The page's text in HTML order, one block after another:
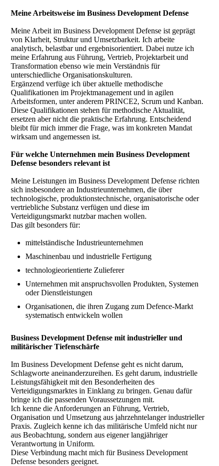
Meine Arbeitsweise im Business Development Defense
Meine Arbeit im Business Development Defense ist geprägt
von Klarheit, Struktur und Umsetzbarkeit. Ich arbeite
analytisch, belastbar und ergebnisorientiert. Dabei nutze ich
meine Erfahrung aus Führung, Vertrieb, Projektarbeit und
Transformation ebenso wie mein Verständnis für
unterschiedliche Organisationskulturen.
Ergänzend verfüge ich über aktuelle methodische
Qualifikationen im Projektmanagement und in agilen
Arbeitsformen, unter anderem PRINCE2, Scrum und Kanban.
Diese Qualifikationen stehen für methodische Aktualität,
ersetzen aber nicht die praktische Erfahrung. Entscheidend
bleibt für mich immer die Frage, was im konkreten Mandat
wirksam und angemessen ist.
Für welche Unternehmen mein Business Development
Defense besonders relevant ist
Meine Leistungen im Business Development Defense richten
sich insbesondere an Industrieunternehmen, die über
technologische, produktionstechnische, organisatorische oder
vertriebliche Substanz verfügen und diese im
Verteidigungsmarkt nutzbar machen wollen.
Das gilt besonders für:
mittelständische Industrieunternehmen
Maschinenbau und industrielle Fertigung
technologieorientierte Zulieferer
Unternehmen mit anspruchsvollen Produkten, Systemen
oder Dienstleistungen
Organisationen, die ihren Zugang zum Defence-Markt
systematisch entwickeln wollen
Business Development Defense mit industrieller und
militärischer Tiefenschärfe
Im Business Development Defense geht es nicht darum,
Schlagworte aneinanderzureihen. Es geht darum, industrielle
Leistungsfähigkeit mit den Besonderheiten des
Verteidigungsmarktes in Einklang zu bringen. Genau dafür
bringe ich die passenden Voraussetzungen mit.
Ich kenne die Anforderungen an Führung, Vertrieb,
Organisation und Umsetzung aus jahrzehntelanger industrieller
Praxis. Zugleich kenne ich das militärische Umfeld nicht nur
aus Beobachtung, sondern aus eigener langjähriger
Verantwortung in Uniform.
Diese Verbindung macht mich für Business Development
Defense besonders geeignet.